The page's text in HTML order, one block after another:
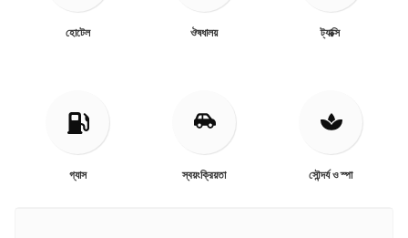
হোটেল ঔষধালয় ট্যাক্সি
গ্যাস স্বয়ংক্রিয়তা সৌন্দর্য ও স্পা